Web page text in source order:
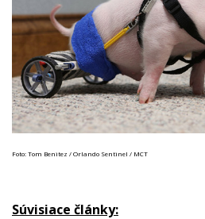
Foto: Tom Benitez / Orlando Sentinel / MCT
Súvisiace články: